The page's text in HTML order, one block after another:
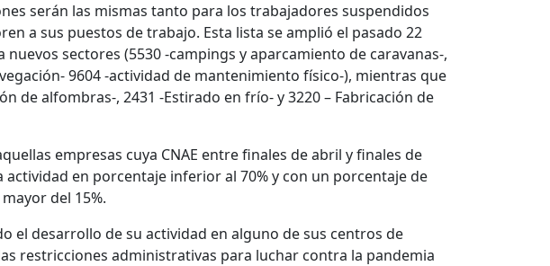
serán las mismas tanto para los trabajadores suspendidos
a sus puestos de trabajo. Esta lista se amplió el pasado 22
sectores (5530 -campings y aparcamiento de caravanas-,
9604 -actividad de mantenimiento físico-), mientras que
de alfombras-, 2431 -Estirado en frío- y 3220 – Fabricación de
empresas cuya CNAE entre finales de abril y finales de
en porcentaje inferior al 70% y con un porcentaje de
del 15%.
el desarrollo de su actividad en alguno de sus centros de
restricciones administrativas para luchar contra la pandemia